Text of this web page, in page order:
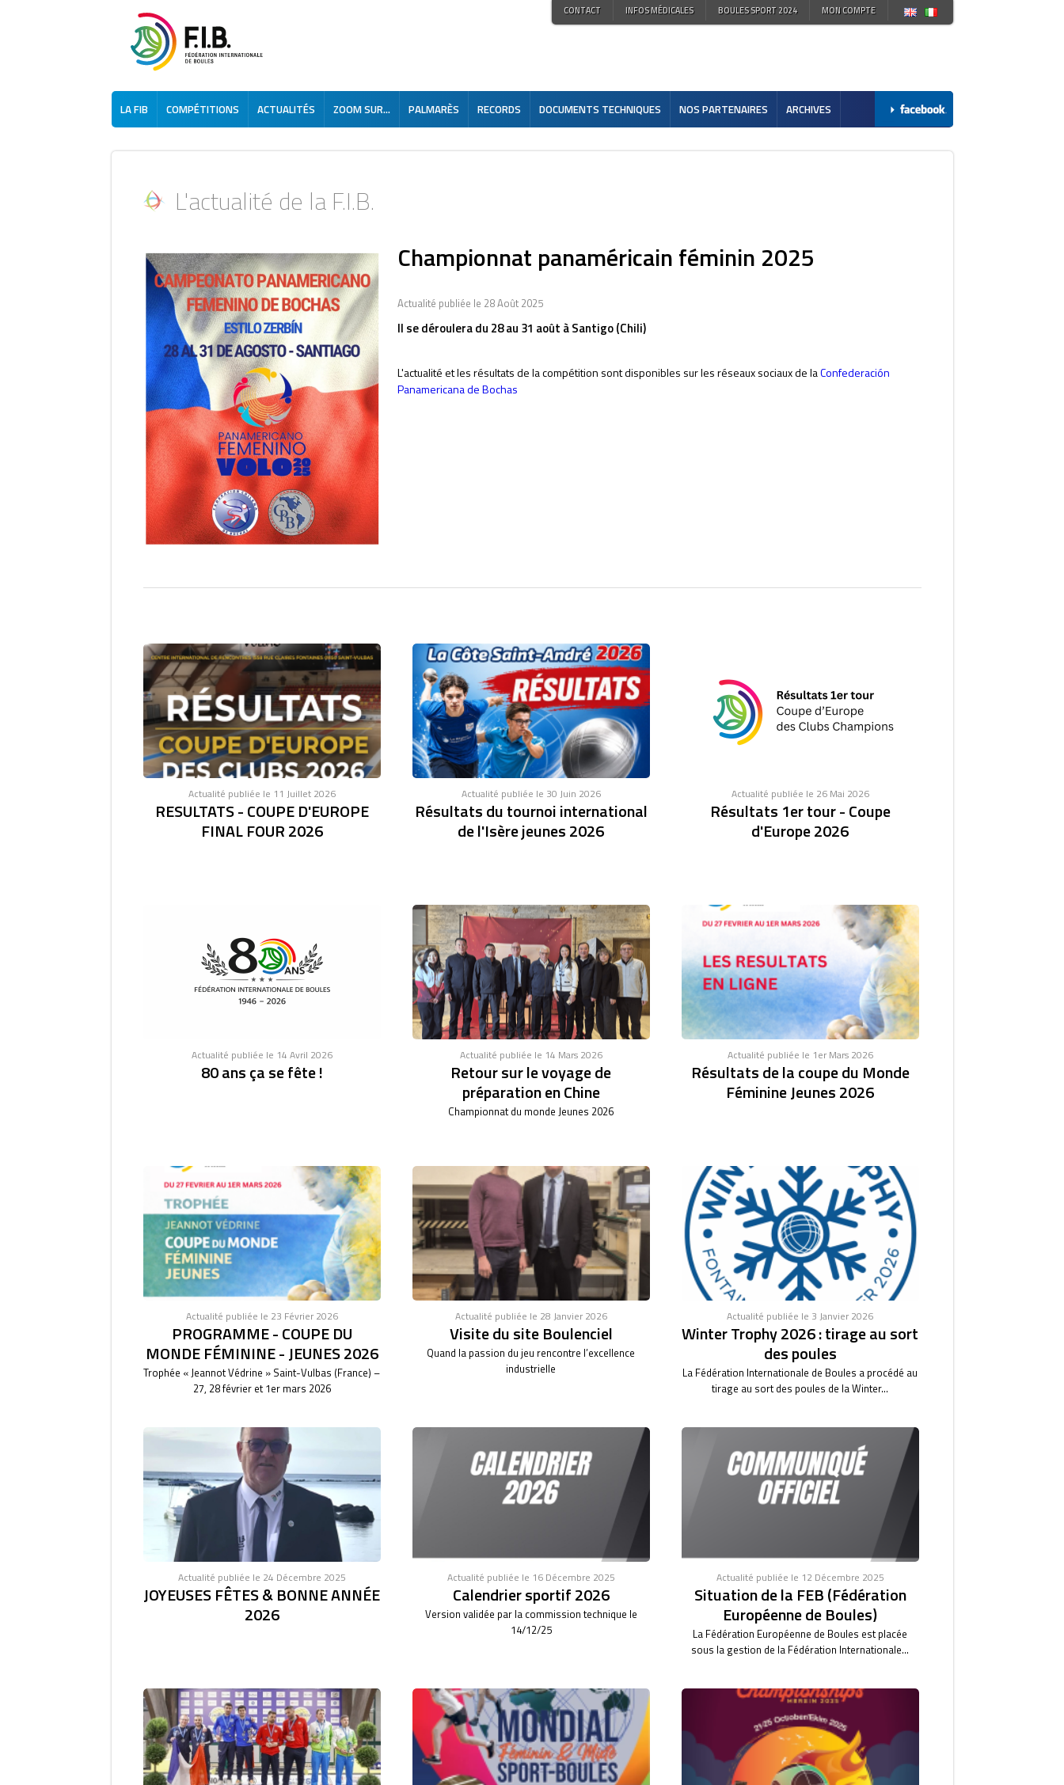
CONTACT INFOS MÉDICALES BOULES SPORT 2024 MON COMPTE
LA FIB COMPÉTITIONS ACTUALITÉS ZOOM SUR... PALMARÈS RECORDS DOCUMENTS TECHNIQUES NOS PARTENAIRES ARCHIVES
L'actualité de la F.I.B.
Championnat panaméricain féminin 2025
Actualité publiée le 28 Août 2025
Il se déroulera du 28 au 31 août à Santigo (Chili)
L'actualité et les résultats de la compétition sont disponibles sur les réseaux sociaux de laConfederación
Panamericana de Bochas
Actualité publiée le 11 Juillet 2026
RESULTATS - COUPE D'EUROPE
FINAL FOUR 2026
Actualité publiée le 30 Juin 2026
Résultats du tournoi international
de l'Isère jeunes 2026
Actualité publiée le 26 Mai 2026
Résultats 1er tour - Coupe
d'Europe 2026
Actualité publiée le 14 Avril 2026
80 ans ça se fête !
Actualité publiée le 14 Mars 2026
Retour sur le voyage de
préparation en Chine
Championnat du monde Jeunes 2026
Actualité publiée le 1er Mars 2026
Résultats de la coupe du Monde
Féminine Jeunes 2026
Actualité publiée le 23 Février 2026
PROGRAMME - COUPE DU
MONDE FÉMININE - JEUNES 2026
Trophée « Jeannot Védrine » Saint-Vulbas (France) –
27, 28 février et 1er mars 2026
Actualité publiée le 28 Janvier 2026
Visite du site Boulenciel
Quand la passion du jeu rencontre l’excellence
industrielle
Actualité publiée le 3 Janvier 2026
Winter Trophy 2026 : tirage au sort
des poules
La Fédération Internationale de Boules a procédé au
tirage au sort des poules de la Winter...
Actualité publiée le 24 Décembre 2025
JOYEUSES FÊTES & BONNE ANNÉE
2026
Actualité publiée le 16 Décembre 2025
Calendrier sportif 2026
Version validée par la commission technique le
14/12/25
Actualité publiée le 12 Décembre 2025
Situation de la FEB (Fédération
Européenne de Boules)
La Fédération Européenne de Boules est placée
sous la gestion de la Fédération Internationale...